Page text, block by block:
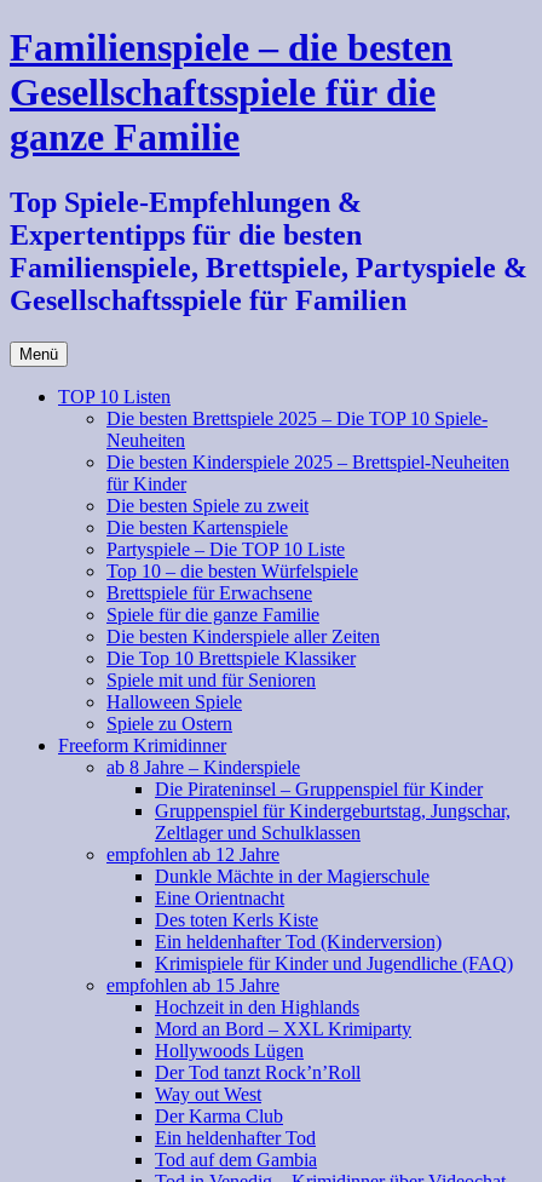
Zum
Inhalt
springen
Familienspiele – die besten
Gesellschaftsspiele für die
ganze Familie
Top Spiele-Empfehlungen &
Expertentipps für die besten
Familienspiele, Brettspiele, Partyspiele &
Gesellschaftsspiele für Familien
Menü
TOP 10 Listen
Die besten Brettspiele 2025 – Die TOP 10 Spiele-
Neuheiten
Die besten Kinderspiele 2025 – Brettspiel-Neuheiten
für Kinder
Die besten Spiele zu zweit
Die besten Kartenspiele
Partyspiele – Die TOP 10 Liste
Top 10 – die besten Würfelspiele
Brettspiele für Erwachsene
Spiele für die ganze Familie
Die besten Kinderspiele aller Zeiten
Die Top 10 Brettspiele Klassiker
Spiele mit und für Senioren
Halloween Spiele
Spiele zu Ostern
Freeform Krimidinner
ab 8 Jahre – Kinderspiele
Die Pirateninsel – Gruppenspiel für Kinder
Gruppenspiel für Kindergeburtstag, Jungschar,
Zeltlager und Schulklassen
empfohlen ab 12 Jahre
Dunkle Mächte in der Magierschule
Eine Orientnacht
Des toten Kerls Kiste
Ein heldenhafter Tod (Kinderversion)
Krimispiele für Kinder und Jugendliche (FAQ)
empfohlen ab 15 Jahre
Hochzeit in den Highlands
Mord an Bord – XXL Krimiparty
Hollywoods Lügen
Der Tod tanzt Rock’n’Roll
Way out West
Der Karma Club
Ein heldenhafter Tod
Tod auf dem Gambia